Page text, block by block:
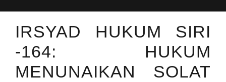
IRSYAD HUKUM SIRI
-164: HUKUM
MENUNAIKAN SOLAT